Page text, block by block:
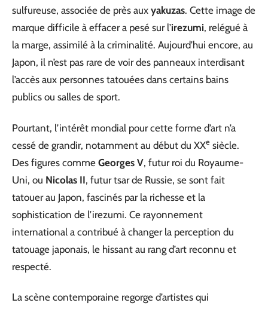
sulfureuse, associée de près aux yakuzas. Cette image de
marque difficile à effacer a pesé sur l’irezumi, relégué à
la marge, assimilé à la criminalité. Aujourd’hui encore, au
Japon, il n’est pas rare de voir des panneaux interdisant
l’accès aux personnes tatouées dans certains bains
publics ou salles de sport.
Pourtant, l’intérêt mondial pour cette forme d’art n’a
cessé de grandir, notamment au début du XXe siècle.
Des figures comme Georges V, futur roi du Royaume-
Uni, ou Nicolas II, futur tsar de Russie, se sont fait
tatouer au Japon, fascinés par la richesse et la
sophistication de l’irezumi. Ce rayonnement
international a contribué à changer la perception du
tatouage japonais, le hissant au rang d’art reconnu et
respecté.
La scène contemporaine regorge d’artistes qui